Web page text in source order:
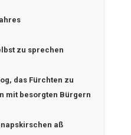
zu sprechen
das Fürchten zu
mit besorgten Bürgern
aß